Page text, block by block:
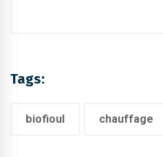
Tags:
biofioul chauffage